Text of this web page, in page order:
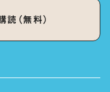
読（無料）